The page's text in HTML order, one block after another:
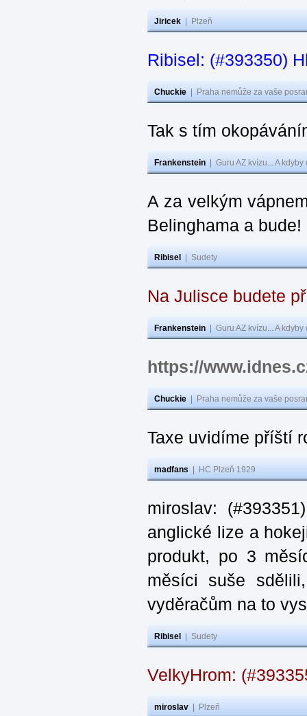
Jiricek Plzeň
Ribisel: (#393350)
Chuckie Praha nemůže za vaše
Tak s tím
Frankenstein Guru AZ kvízu... A
A za velkým
Belinghama a bude!
Ribisel Sudety
Na Julisce budete
Frankenstein Guru AZ kvízu... A
https://
Chuckie Praha nemůže za vaše
Taxe uvidíme příští
madfans HC Plzeň 1929
miroslav:
anglické lize a
produkt, po 3
měsíci suše
vyděračům na to
Ribisel Sudety
VelkyHrom:
miroslav Plzeň